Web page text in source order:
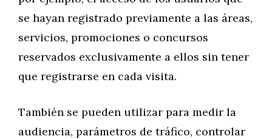
se hayan registrado previamente a las áreas,
servicios, promociones o concursos
reservados exclusivamente a ellos sin tener
que registrarse en cada visita.
También se pueden utilizar para medir la
audiencia, parámetros de tráfico, controlar